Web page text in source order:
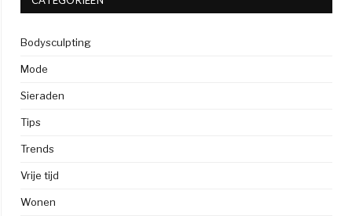
Bodysculpting
Mode
Sieraden
Tips
Trends
Vrije tijd
Wonen